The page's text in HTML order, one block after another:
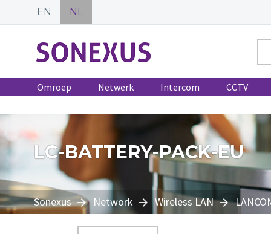
EN NL
Omroep Netwerk Intercom CCTV
LC-BATTERY-PACK-EU
Sonexus Network Wireless LAN